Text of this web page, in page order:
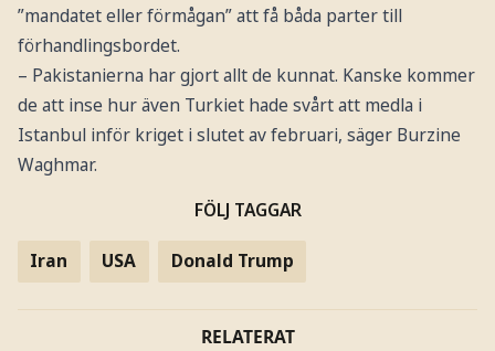
”mandatet eller förmågan” att få båda parter till
förhandlingsbordet.
– Pakistanierna har gjort allt de kunnat. Kanske kommer
de att inse hur även Turkiet hade svårt att medla i
Istanbul inför kriget i slutet av februari, säger Burzine
Waghmar.
FÖLJ TAGGAR
Iran USA Donald Trump
RELATERAT